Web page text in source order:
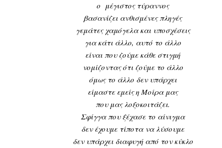
ο μέγιστος τύραννος
βασανίζει ανθισμένες πληγές
γεμάτες χαμόγελα και υποσχέσεις
για κάτι άλλο, αυτό το άλλο
είναι που ζούμε κάθε στιγμή
νομίζοντας ότι ζούμε το άλλο
όμως το άλλο δεν υπάρχει
είμαστε εμείς η Μοίρα μας
που μας λοξοκοιτάζει.
Σφίγγα που ξέχασε το αίνιγμα
δεν έχουμε τίποτα να λύσουμε
δεν υπάρχει διαφυγή από τον κύκλο